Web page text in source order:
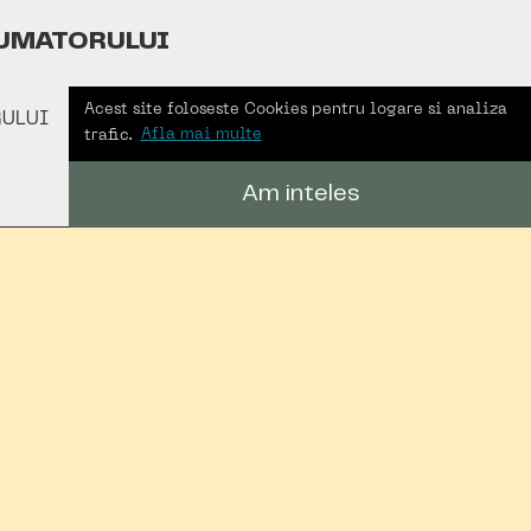
Acest site foloseste Cookies pentru logare si analiza
trafic.
Afla mai multe
Am inteles